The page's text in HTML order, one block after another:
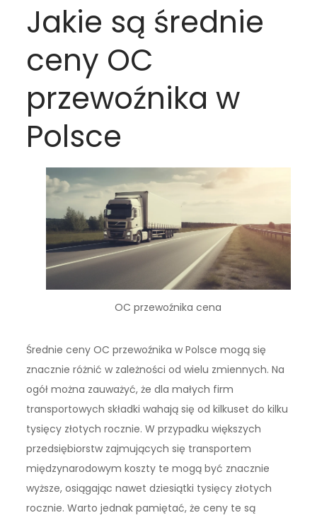
Jakie są średnie
ceny OC
przewoźnika w
Polsce
OC przewoźnika cena
Średnie ceny OC przewoźnika w Polsce mogą się
znacznie różnić w zależności od wielu zmiennych. Na
ogół można zauważyć, że dla małych firm
transportowych składki wahają się od kilkuset do kilku
tysięcy złotych rocznie. W przypadku większych
przedsiębiorstw zajmujących się transportem
międzynarodowym koszty te mogą być znacznie
wyższe, osiągając nawet dziesiątki tysięcy złotych
rocznie. Warto jednak pamiętać, że ceny te są